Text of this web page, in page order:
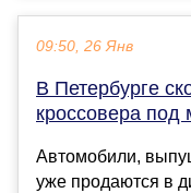
09:50, 26 Янв
В Петербурге
кроссовера под
Автомобили,
уже продаются в